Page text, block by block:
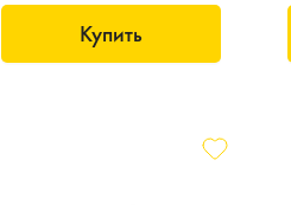
Купить